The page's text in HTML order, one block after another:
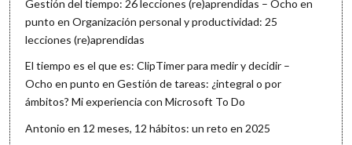
Gestión del tiempo: 26 lecciones (re)aprendidas – Ocho en
punto enOrganización personal y productividad: 25
lecciones (re)aprendidas
El tiempo es el que es: ClipTimer para medir y decidir –
Ocho en punto enGestión de tareas: ¿integral o por
ámbitos? Mi experiencia con Microsoft To Do
Antonio en 12 meses, 12 hábitos: un reto en 2025